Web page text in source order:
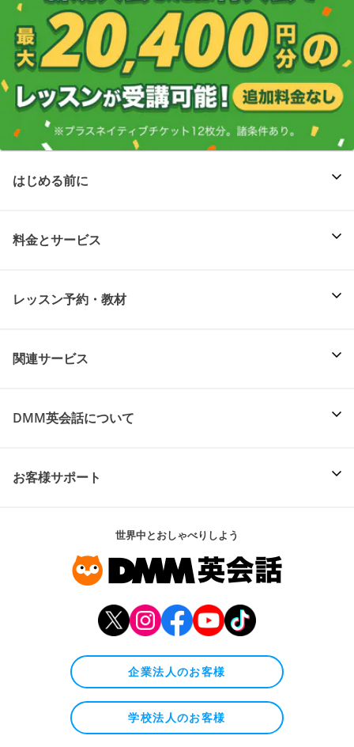
はじめる前に
料金とサービス
レッスン予約・教材
関連サービス
DMM英会話について
お客様サポート
世界中とおしゃべりしよう
企業法人のお客様
学校法人のお客様